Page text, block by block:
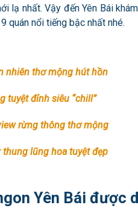
lạ nhất. Vậy đến Yên Bái
quán nổi tiếng bậc nhất nhé.
nhiên thơ mộng hút hồn
tuyệt đỉnh siêu “chill”
rừng thông thơ mộng
thung lũng hoa tuyệt đẹp
Yên Bái được